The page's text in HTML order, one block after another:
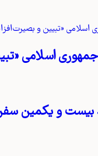
اسلامی
بیست و یکمین